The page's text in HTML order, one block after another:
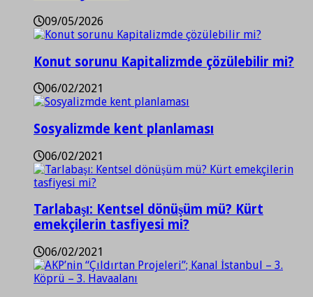
09/05/2026
Konut sorunu Kapitalizmde çözülebilir mi?
06/02/2021
Sosyalizmde kent planlaması
06/02/2021
Tarlabaşı: Kentsel dönüşüm mü? Kürt
emekçilerin tasfiyesi mi?
06/02/2021